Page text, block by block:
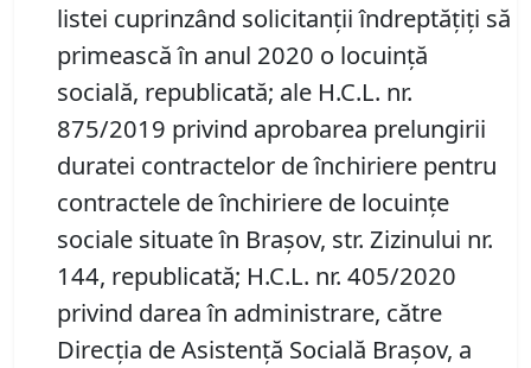
listei cuprinzând solicitanții îndreptățiți să
primească în anul 2020 o locuință
socială, republicată; ale H.C.L. nr.
875/2019 privind aprobarea prelungirii
duratei contractelor de închiriere pentru
contractele de închiriere de locuințe
sociale situate în Brașov, str. Zizinului nr.
144, republicată; H.C.L. nr. 405/2020
privind darea în administrare, către
Direcția de Asistenţă Socială Brașov, a